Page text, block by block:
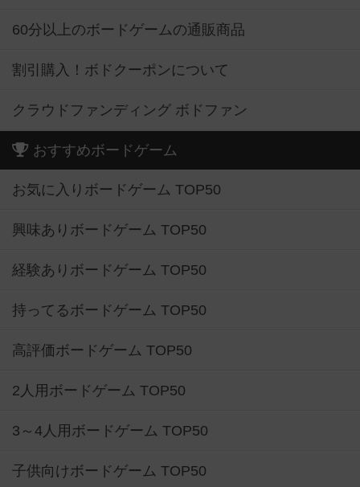
60分以上のボードゲームの通販商品
割引購入！ボドクーポンについて
クラウドファンディング ボドファン
おすすめボードゲーム
お気に入りボードゲーム TOP50
興味ありボードゲーム TOP50
経験ありボードゲーム TOP50
持ってるボードゲーム TOP50
高評価ボードゲーム TOP50
2人用ボードゲーム TOP50
3～4人用ボードゲーム TOP50
子供向けボードゲーム TOP50